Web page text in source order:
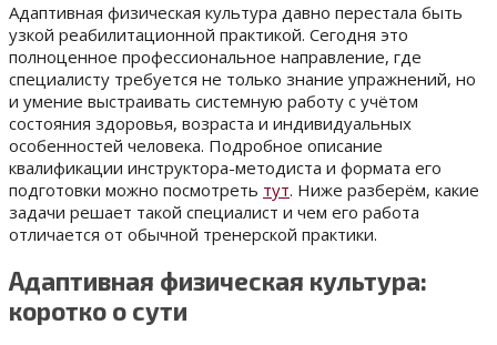
Адаптивная физическая культура давно перестала быть
узкой реабилитационной практикой. Сегодня это
полноценное профессиональное направление, где
специалисту требуется не только знание упражнений, но
и умение выстраивать системную работу с учётом
состояния здоровья, возраста и индивидуальных
особенностей человека. Подробное описание
квалификации инструктора-методиста и формата его
подготовки можно посмотреть тут. Ниже разберём, какие
задачи решает такой специалист и чем его работа
отличается от обычной тренерской практики.
Адаптивная физическая культура:
коротко о сути